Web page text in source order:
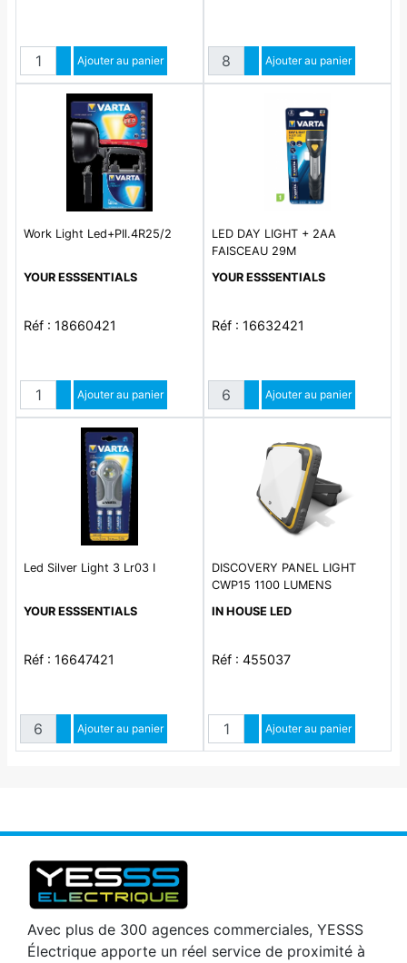
QuantitéAugmenter quantité
Diminuer quantité
Ajouter au panier QuantitéAugmenter quantité
Diminuer quantité
Ajouter au panier
Work Light Led+PIl.4R25/2
YOUR ESSSENTIALS
Réf : 18660421
QuantitéAugmenter quantité
Diminuer quantité
Ajouter au panier
LED DAY LIGHT + 2AA
FAISCEAU 29M
YOUR ESSSENTIALS
Réf : 16632421
QuantitéAugmenter quantité
Diminuer quantité
Ajouter au panier
Led Silver Light 3 Lr03 I
YOUR ESSSENTIALS
Réf : 16647421
QuantitéAugmenter quantité
Diminuer quantité
Ajouter au panier
DISCOVERY PANEL LIGHT
CWP15 1100 LUMENS
IN HOUSE LED
Réf : 455037
QuantitéAugmenter quantité
Diminuer quantité
Ajouter au panier
Avec plus de 300 agences commerciales, YESSS
Électrique apporte un réel service de proximité à